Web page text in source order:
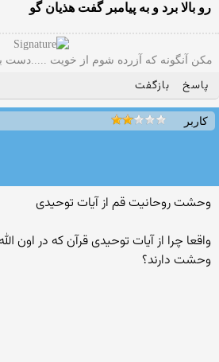
رو بالا برد و به پیامبر گفت هذیان گو
مکن آنگونه که آزرده شوم از خویت .....دست
پاسخ بازگفت
کاربر
وحشت روحانیت قم از آیات توحیدی
واقعا چرا از آیات توحیدی قرآن که در اون
وحشت دارند؟